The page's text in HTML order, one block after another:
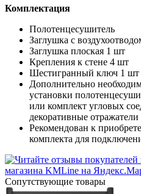
Комплектация
Полотенцесушитель
Заглушка с
Заглушка плоская 1 шт
Крепления к стене 4 шт
Шестигранный ключ 1 шт
Дополнительно
установки
или комплект угловых
декоративные
Рекомендован к
комплекта для
Cопутствующие товары